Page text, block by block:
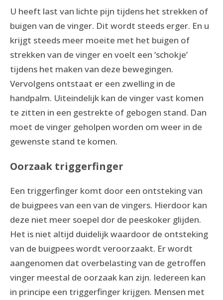
U heeft last van lichte pijn tijdens het strekken of
buigen van de vinger. Dit wordt steeds erger. En u
krijgt steeds meer moeite met het buigen of
strekken van de vinger en voelt een ‘schokje’
tijdens het maken van deze bewegingen.
Vervolgens ontstaat er een zwelling in de
handpalm. Uiteindelijk kan de vinger vast komen
te zitten in een gestrekte of gebogen stand. Dan
moet de vinger geholpen worden om weer in de
gewenste stand te komen.
Oorzaak triggerfinger
Een triggerfinger komt door een ontsteking van
de buigpees van een van de vingers. Hierdoor kan
deze niet meer soepel dor de peeskoker glijden.
Het is niet altijd duidelijk waardoor de ontsteking
van de buigpees wordt veroorzaakt. Er wordt
aangenomen dat overbelastingvan de getroffen
vinger meestal de oorzaak kan zijn. Iedereen kan
in principe een triggerfinger krijgen. Mensen met